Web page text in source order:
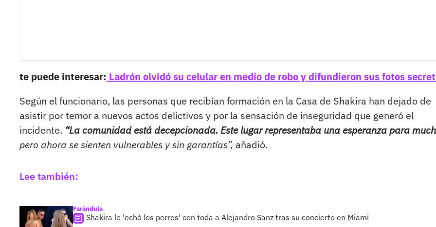
te puede interesar: Ladrón olvidó su celular en medio de robo y difundieron sus fotos
Según el funcionario, las personas que recibían formación en la Casa de Shakira han dejado de
asistir por temor a nuevos actos delictivos y por la sensación de inseguridad que generó el
incidente. “La comunidad está decepcionada. Este lugar representaba una esperanza para
pero ahora se sienten vulnerables y sin garantías”, añadió.
Lee también:
Farándula
Shakira le 'echó los perros' con toda a Alejandro Sanz tras su concierto en Miami